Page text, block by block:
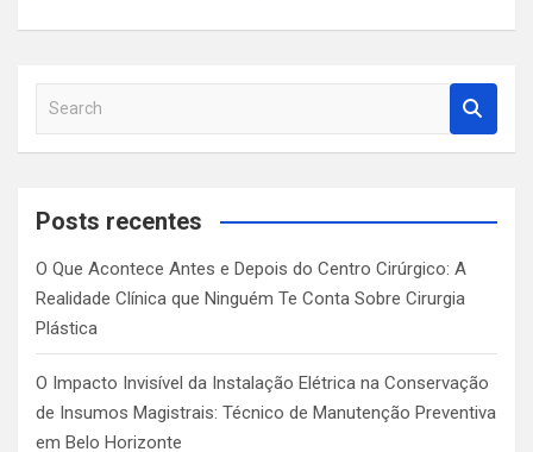
a
c
Posts recentes
O Que Acontece Antes e Depois do Centro Cirúrgico: A
Realidade Clínica que Ninguém Te Conta Sobre Cirurgia
Plástica
O Impacto Invisível da Instalação Elétrica na Conservação
de Insumos Magistrais: Técnico de Manutenção Preventiva
em Belo Horizonte